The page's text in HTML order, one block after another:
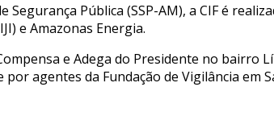
Segurança Pública (SSP-AM), a CIF é
e Amazonas Energia.
e Adega do Presidente no
agentes da Fundação de Vigilância em